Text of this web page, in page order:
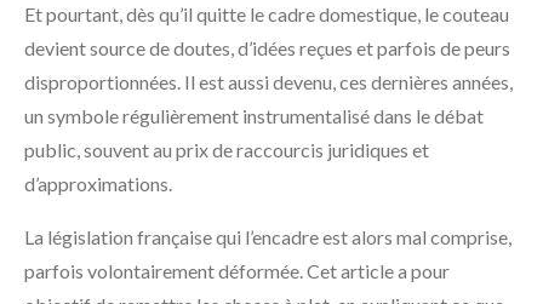
Et pourtant, dès qu’il quitte le cadre domestique, le couteau
devient source de doutes, d’idées reçues et parfois de peurs
disproportionnées. Il est aussi devenu, ces dernières années,
un symbole régulièrement instrumentalisé dans le débat
public, souvent au prix de raccourcis juridiques et
d’approximations.
La législation française qui l’encadre est alors mal comprise,
parfois volontairement déformée. Cet article a pour